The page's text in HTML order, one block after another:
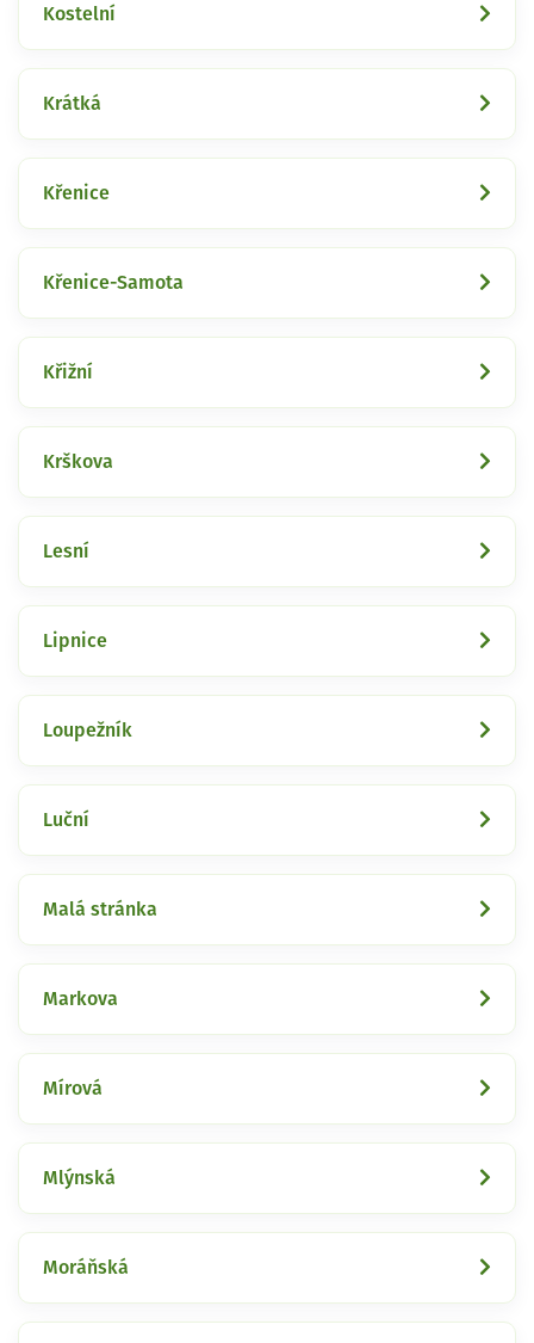
Kostelní
Krátká
Křenice
Křenice-Samota
Křižní
Krškova
Lesní
Lipnice
Loupežník
Luční
Malá stránka
Markova
Mírová
Mlýnská
Moráňská